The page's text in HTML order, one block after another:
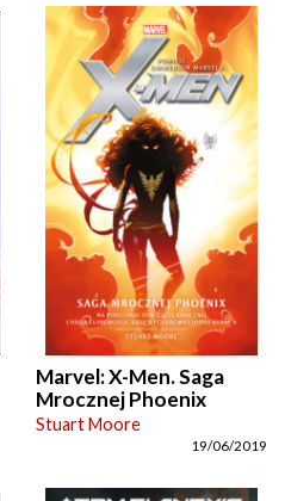
Marvel: X-Men. Saga
Mrocznej Phoenix
Stuart Moore
19/06/2019